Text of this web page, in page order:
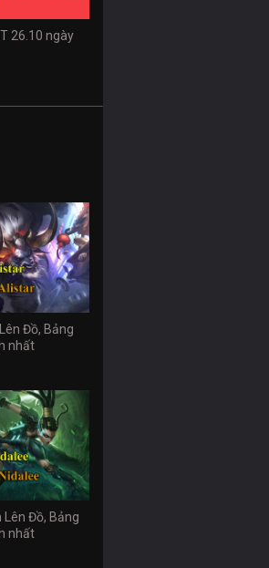
26.10 ngày
Đồ, Bảng
nhất
Lên Đồ, Bảng
nhất